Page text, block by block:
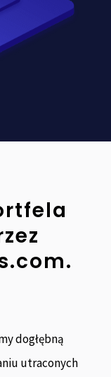
dogłębną
utraconych